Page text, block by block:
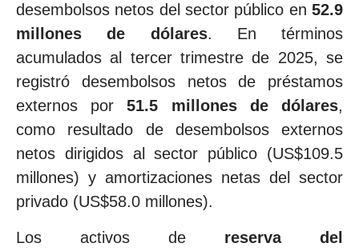
desembolsos netos del sector público en 52.9
millones de dólares. En términos
acumulados al tercer trimestre de 2025, se
registró desembolsos netos de préstamos
externos por51.5 millones de dólares,
como resultado de desembolsos externos
netos dirigidos al sector público (US$109.5
millones) y amortizaciones netas del sector
privado (US$58.0 millones).
Los activos de reserva del